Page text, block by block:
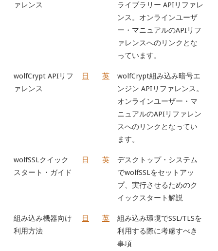
ァレンス
ライブラリー APIリファレ
ンス。オンラインユーザ
ー・マニュアルのAPIリフ
ァレンスへのリンクとな
っています。
wolfCrypt APIリフ
ァレンス
日 英
wolfCrypt組み込み暗号エ
ンジン APIリファレンス。
オンラインユーザー・マ
ニュアルのAPIリファレン
スへのリンクとなってい
ます。
wolfSSLクイック
スタート・ガイド
日 英
デスクトップ・システム
でwolfSSLをセットアッ
プ、実行させるためのク
イックスタート解説
組み込み機器向け
利用方法
日 英
組み込み環境でSSL/TLSを
利用する際に考慮すべき
事項